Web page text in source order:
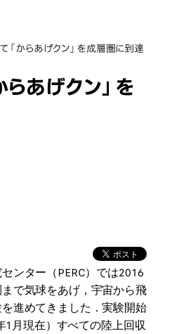
「からあげクン」を成層圏に到達
あげクン」を
ンター（PERC）では2016
で気球をあげ，宇宙から飛
進めてきました．実験開始
1月現在）すべての陸上回収